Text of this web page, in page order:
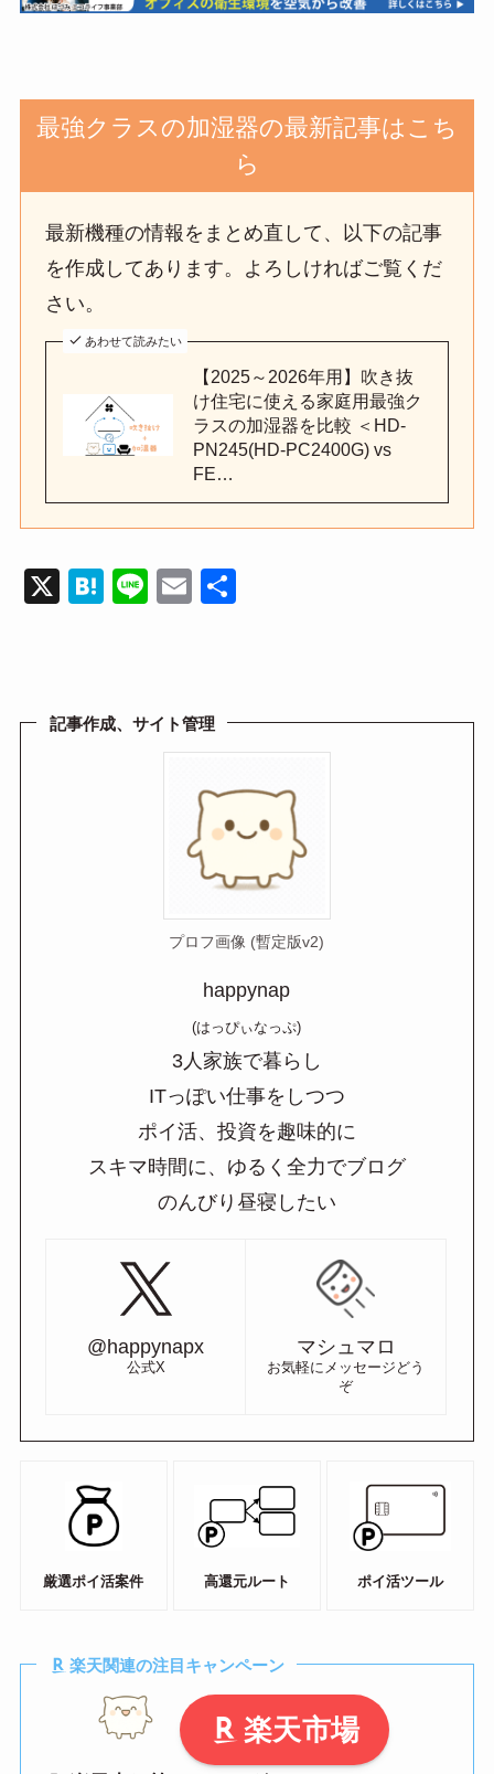
最強クラスの加湿器の最新記事はこち
ら
最新機種の情報をまとめ直して、以下の記事
を作成してあります。よろしければご覧くだ
さい。
あわせて読みたい
【2025～2026年用】吹き抜
け住宅に使える家庭用最強ク
ラスの加湿器を比較 ＜HD-
PN245(HD-PC2400G) vs
FE…
X
H
a
Li
E
記事作成、サイト管理
プロフ画像 (暫定版v2)
happynap
(はっぴぃなっぷ)
3人家族で暮らし
ITっぽい仕事をしつつ
ポイ活、投資を趣味的に
スキマ時間に、ゆるく全力でブログ
のんびり昼寝したい
@happynapx
公式X
マシュマロ
お気軽にメッセージどう
ぞ
厳選ポイ活案件 高還元ルート ポイ活ツール
楽天関連の注目キャンペーン
楽天市場